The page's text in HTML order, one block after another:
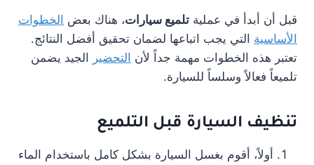
قبل أن أبدأ في عملية تلميع سيارات، هناك بعض الخطوات
الأساسية التي يجب اتباعها لضمان تحقيق أفضل النتائج.
تعتبر هذه الخطوات مهمة جداً لأن التحضير الجيد يضمن
تلميعاً فعالاً وسلساً للسيارة.
تنظيف السيارة قبل التلميع
أولاً، أقوم بغسل السيارة بشكل كامل باستخدام الماء